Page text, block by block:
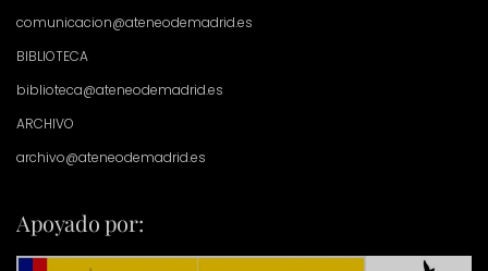
comunicacion@ateneodemadrid.es
BIBLIOTECA
biblioteca@ateneodemadrid.es
ARCHIVO
archivo@ateneodemadrid.es
Apoyado por: